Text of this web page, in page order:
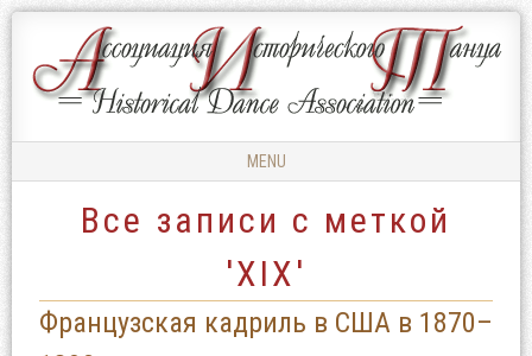
АССОЦИАЦИЯ
ИСТОРИЧЕСКОГО
Ассоциация
Исторического
Танца
MENU
Все записи с меткой
'XIX'
Французская кадриль в США в 1870–